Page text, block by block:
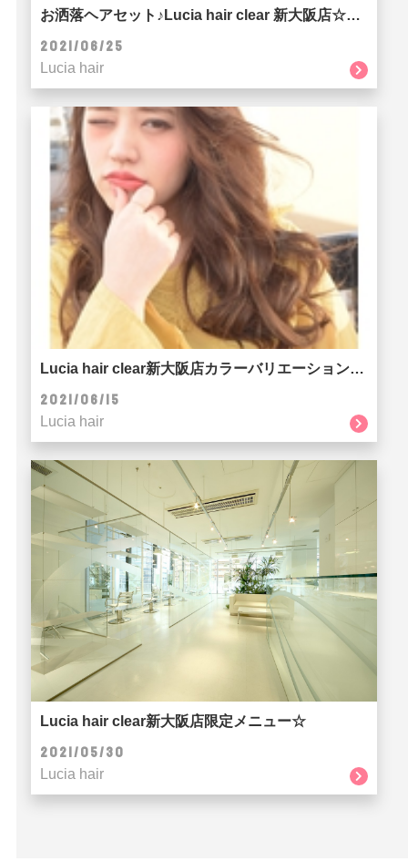
お洒落ヘアセット♪Lucia hair clear 新大阪店☆☆☆
2021/06/25
Lucia hair
Lucia hair clear新大阪店カラーバリエーション☆☆☆
2021/06/15
Lucia hair
Lucia hair clear新大阪店限定メニュー☆
2021/05/30
Lucia hair